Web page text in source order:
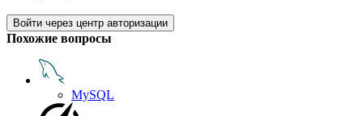
Войти через центр авторизации
Похожие вопросы
MySQL